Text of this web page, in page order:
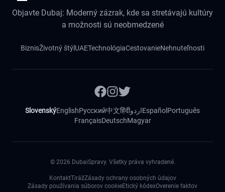
Objavte Dubaj: Moderný zázrak, kde sa stretávajú kultúry
a možnosti sú neobmedzené
BiznisŽivotný štýl UAETechnológiaCestovanieNehnuteľnosti
SlovenskýEnglishРусский中文हिंदीاردوEspañol Português
FrançaisDeutschMagyar
© 2026 DubaiSpravy. Všetky práva vyhradené.
KontaktTirážZásady ochrany osobných údajov
Zásady používania súborov cookieEtický kódexOverenie faktov